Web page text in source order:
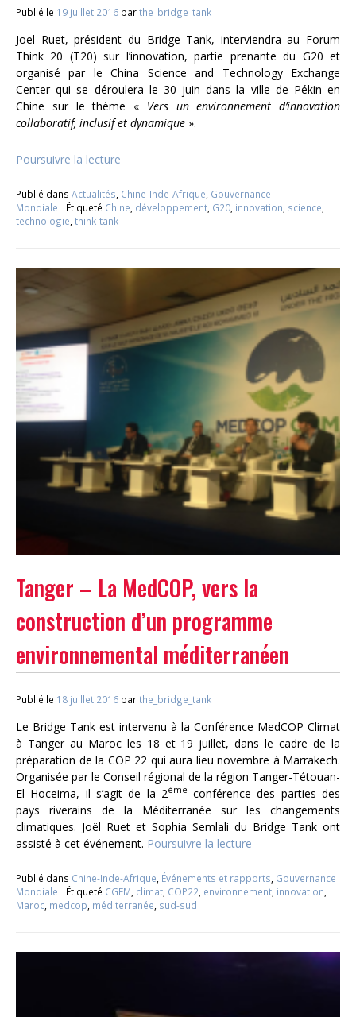
Publié le 19 juillet 2016 parthe_bridge_tank
Joel Ruet, président du Bridge Tank, interviendra au Forum
Think 20 (T20) sur l’innovation, partie prenante du G20 et
organisé par le China Science and Technology Exchange
Center qui se déroulera le 30 juin dans la ville de Pékin en
Chine sur le thème « Vers un environnement d’innovation
collaboratif, inclusif et dynamique ».
Poursuivre la lecture
Publié dans Actualités, Chine-Inde-Afrique, Gouvernance
Mondiale
Étiqueté Chine, développement, G20, innovation, science,
technologie, think-tank
Tanger – La MedCOP, vers la
construction d’un programme
environnemental méditerranéen
Publié le 18 juillet 2016 parthe_bridge_tank
Le Bridge Tank est intervenu à la Conférence MedCOP Climat
à Tanger au Maroc les 18 et 19 juillet, dans le cadre de la
préparation de la COP 22 qui aura lieu novembre à Marrakech.
Organisée par le Conseil régional de la région Tanger-Tétouan-
El Hoceima, il s’agit de la 2ème conférence des parties des
pays riverains de la Méditerranée sur les changements
climatiques. Joël Ruet et Sophia Semlali du Bridge Tank ont
assisté à cet événement. Poursuivre la lecture
Publié dans Chine-Inde-Afrique Événements et rapports Gouvernance
Mondiale
Étiqueté CGEM climat COP22 environnement innovation
Maroc medcop méditerranée sud-sud